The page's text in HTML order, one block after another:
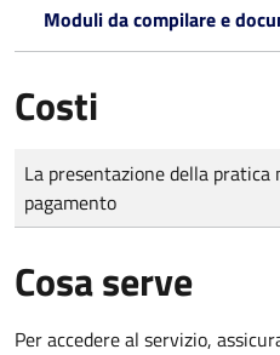
Moduli da compilare e
Costi
Tipo di pagamento
Importo
La presentazione della pratica
pagamento
Cosa serve
Per accedere al servizio,